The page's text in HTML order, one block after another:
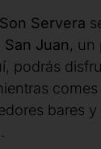
Son Servera
San Juan, un
podrás
bares y